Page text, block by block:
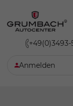
+49(0)3493-
Anmelden